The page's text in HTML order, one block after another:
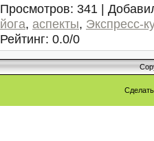
Просмотров: 341 |
йога, аспекты, Экспресс-
Рейтинг: 0.0/0